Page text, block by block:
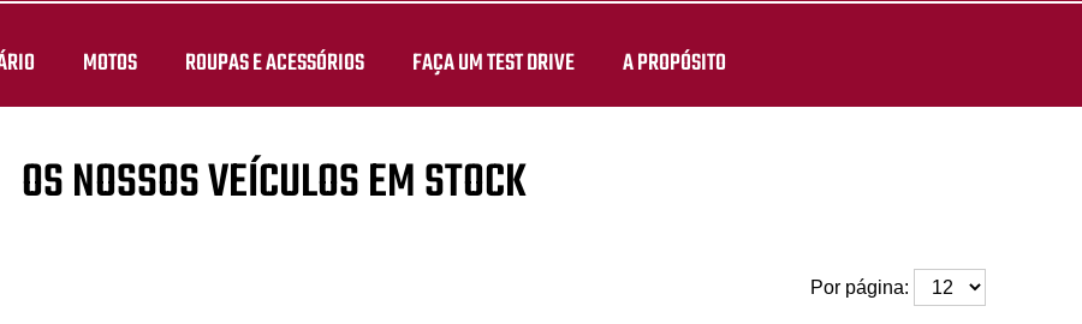
MOTOS ROUPAS E ACESSÓRIOS FAÇA UM TEST DRIVE A PROPÓSITO
OS NOSSOS VEÍCULOS EM STOCK
Por página: